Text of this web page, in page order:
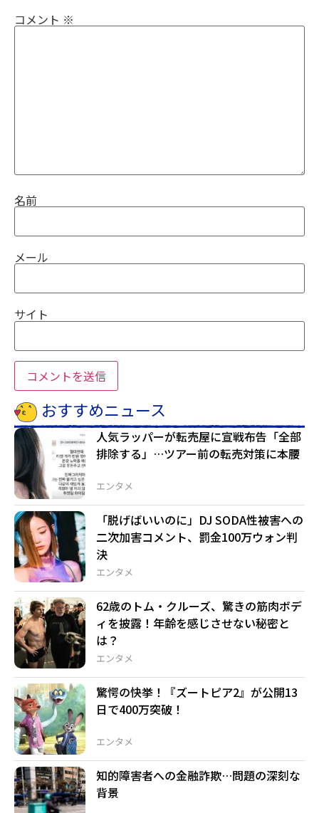
コメント ※
名前
メール
サイト
おすすめニュース
エンタメ
人気ラッパーが転売屋に宣戦布告「全部
排除する」…ツアー前の転売対策に本腰
エンタメ
「脱げばいいのに」DJ SODA性被害への
二次加害コメント、罰金100万ウォン判
決
エンタメ
62歳のトム・クルーズ、驚きの筋肉ボデ
ィを披露！年齢を感じさせない秘密と
は？
エンタメ
驚愕の快挙！『ズートピア2』が公開13
日で400万突破！
知的障害者への金融詐欺…問題の深刻な
背景